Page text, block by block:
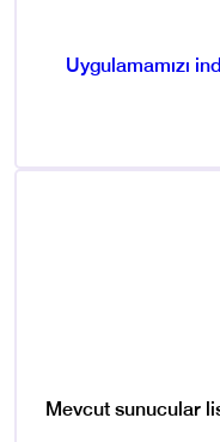
Uygulamamızı
Mevcut sunucular